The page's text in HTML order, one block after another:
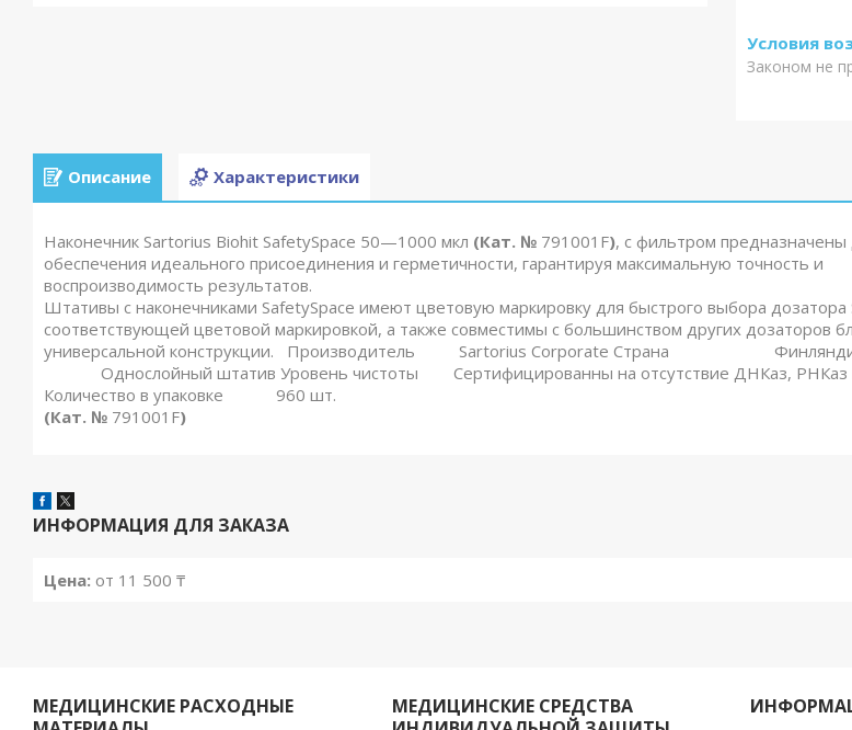
Законом не
Описание Характеристики
Наконечник Sartorius Biohit SafetySpace 50—1000 мкл (Кат. № 791001F), с фильтром предназначены
обеспечения идеального присоединения и герметичности, гарантируя максимальную точность и
воспроизводимость результатов.
Штативы с наконечниками SafetySpace имеют цветовую маркировку для быстрого выбора дозатора
соответствующей цветовой маркировкой, а также совместимы с большинством других дозаторов
универсальной конструкции. Производитель Sartorius Corporate Страна
Однослойный штатив Уровень чистоты Сертифицированны на отсутствие ДНКаз, РНКаз и
Количество в упаковке 960 шт.
(Кат. № 791001F)
ИНФОРМАЦИЯ ДЛЯ ЗАКАЗА
Цена: от 11 500 ₸
МЕДИЦИНСКИЕ РАСХОДНЫЕ
МЕДИЦИНСКИЕ СРЕДСТВА